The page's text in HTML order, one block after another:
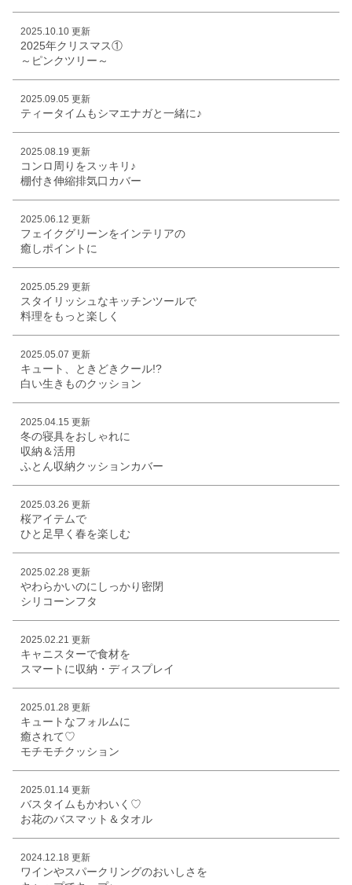
2025.10.10 更新
2025年クリスマス①
～ピンクツリー～
2025.09.05 更新
ティータイムもシマエナガと一緒に♪
2025.08.19 更新
コンロ周りをスッキリ♪
棚付き伸縮排気口カバー
2025.06.12 更新
フェイクグリーンをインテリアの
癒しポイントに
2025.05.29 更新
スタイリッシュなキッチンツールで
料理をもっと楽しく
2025.05.07 更新
キュート、ときどきクール!?
白い生きものクッション
2025.04.15 更新
冬の寝具をおしゃれに
収納＆活用
ふとん収納クッションカバー
2025.03.26 更新
桜アイテムで
ひと足早く春を楽しむ
2025.02.28 更新
やわらかいのにしっかり密閉
シリコーンフタ
2025.02.21 更新
キャニスターで食材を
スマートに収納・ディスプレイ
2025.01.28 更新
キュートなフォルムに
癒されて♡
モチモチクッション
2025.01.14 更新
バスタイムもかわいく♡
お花のバスマット＆タオル
2024.12.18 更新
ワインやスパークリングのおいしさを